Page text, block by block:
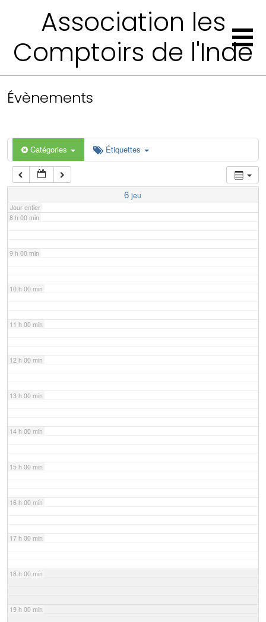
Association les
Comptoirs de l'Inde
Évènements
Catégories Étiquettes
6 jeu
Jour entier
4 h 00 min
6 h 00 min
7 h 00 min
8 h 00 min
9 h 00 min
10 h 00 min
11 h 00 min
12 h 00 min
13 h 00 min
14 h 00 min
15 h 00 min
16 h 00 min
17 h 00 min
18 h 00 min
19 h 00 min